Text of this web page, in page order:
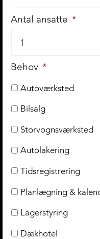
Antal ansatte *
Behov *
Autoværksted
Bilsalg
Storvognsværksted
Autolakering
Tidsregistrering
Planlægning &
Lagerstyring
Dækhotel